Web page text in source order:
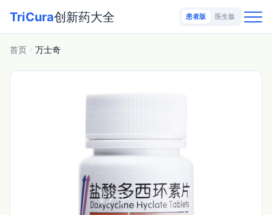
TriCura创新药大全 患者版 医生版
首页 万士奇